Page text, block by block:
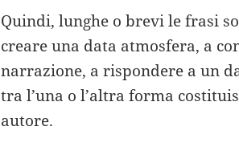
Quindi, lunghe o brevi le frasi
creare una data atmosfera, a
narrazione, a rispondere a un
tra l’una o l’altra forma
autore.